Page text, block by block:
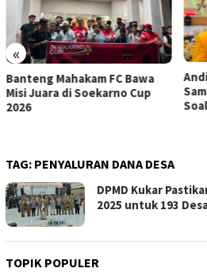
«
Andi Satya Nahkodai Golkar
Samarinda, Fokus Kerja Dulu:
Soal Pilwali, Insya Allah Siap
TAG: PENYALURAN DANA DESA
DPMD Kukar
2025 untuk 193
TOPIK POPULER